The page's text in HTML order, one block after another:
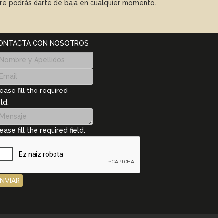
podrás darte de baja en cualquier momento.
CON NOSOTROS
fill the required
fill the required field.